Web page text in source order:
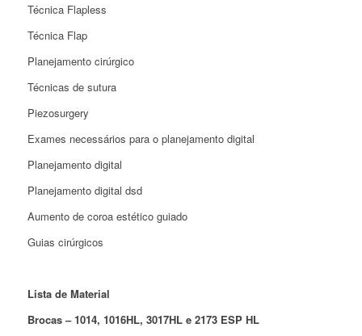
Técnica Flapless
Técnica Flap
Planejamento cirúrgico
Técnicas de sutura
Piezosurgery
Exames necessários para o planejamento digital
Planejamento digital
Planejamento digital dsd
Aumento de coroa estético guiado
Guias cirúrgicos
Lista de Material
Brocas – 1014, 1016HL, 3017HL e 2173 ESP HL